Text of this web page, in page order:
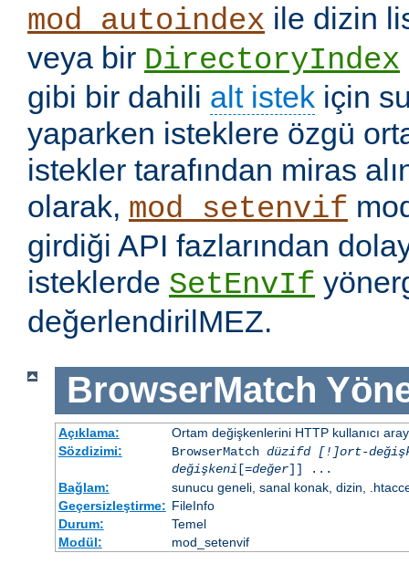
mod_autoindex ile dizin
veya bir DirectoryIndex
gibi bir dahili alt istek için
yaparken isteklere özgü
istekler tarafından miras
olarak, mod_setenvif
girdiği API fazlarından
isteklerde SetEnvIf
değerlendirilMEZ.
BrowserMatch
Açıklama:
Ortam değişkenlerini HTTP kullanıcı
Sözdizimi:
BrowserMatch düzifd [!]ort-
değişkeni [=değer]] ...
Bağlam:
sunucu geneli, sanal konak, dizin,
Geçersizleştirme: FileInfo
Durum:
Temel
Modül:
mod_setenvif